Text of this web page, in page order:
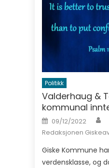
Politikk
Valderhaug &
kommunal
Posted on
09/12/2022
Redaksjonen
Giske Kommune
verdensklasse, og